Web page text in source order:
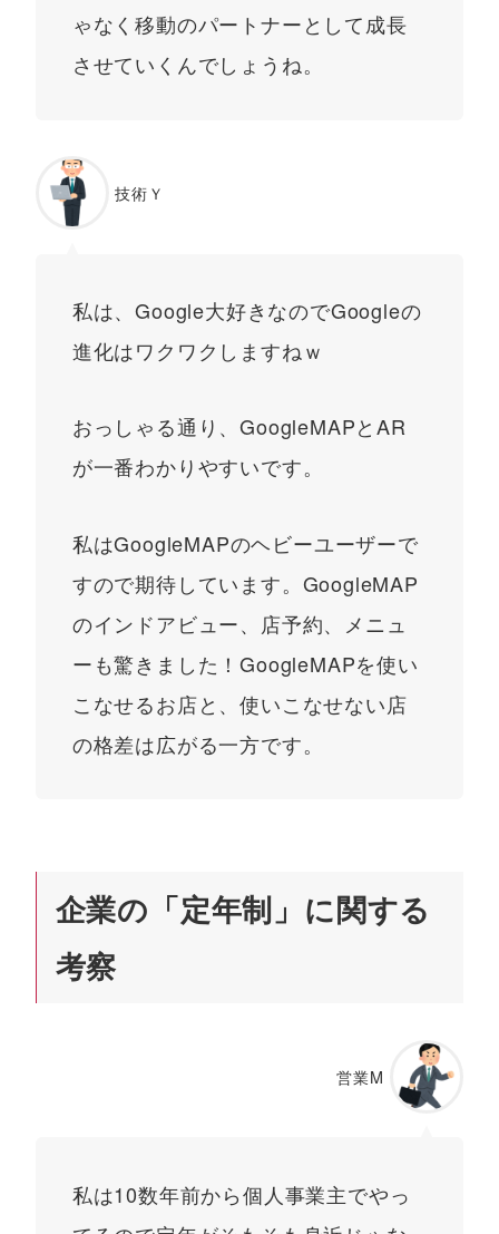
ゃなく移動のパートナーとして成長
させていくんでしょうね。
技術Ｙ
私は、Google大好きなのでGoogleの
進化はワクワクしますねｗ
おっしゃる通り、GoogleMAPとAR
が一番わかりやすいです。
私はGoogleMAPのヘビーユーザーで
すので期待しています。GoogleMAP
のインドアビュー、店予約、メニュ
ーも驚きました！GoogleMAPを使い
こなせるお店と、使いこなせない店
の格差は広がる一方です。
企業の「定年制」に関する
考察
営業M
私は10数年前から個人事業主でやっ